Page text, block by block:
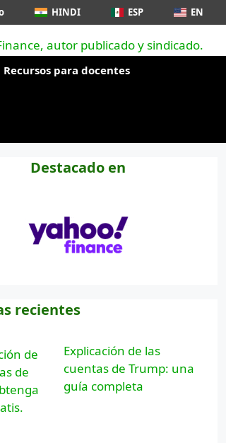
HINDI ESP EN
Recursos para docentes
Destacado en
recientes
Explicación de las
cuentas de Trump: una
guía completa